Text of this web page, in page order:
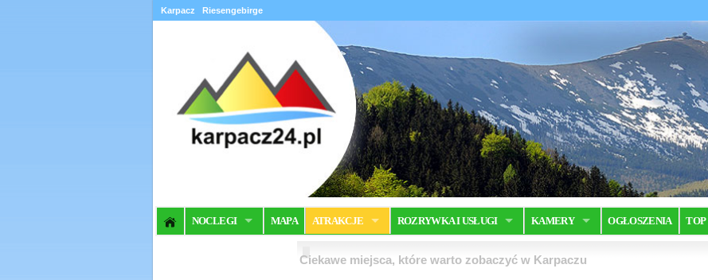
Karpacz Riesengebirge
NOCLEGI MAPA ATRAKCJE ROZRYWKA I USŁUGI KAMERY OGŁOSZENIA TOP
Ciekawe miejsca, które warto zobaczyć w Karpaczu